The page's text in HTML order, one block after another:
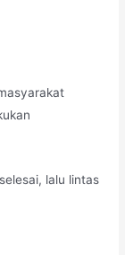
lalu lintas